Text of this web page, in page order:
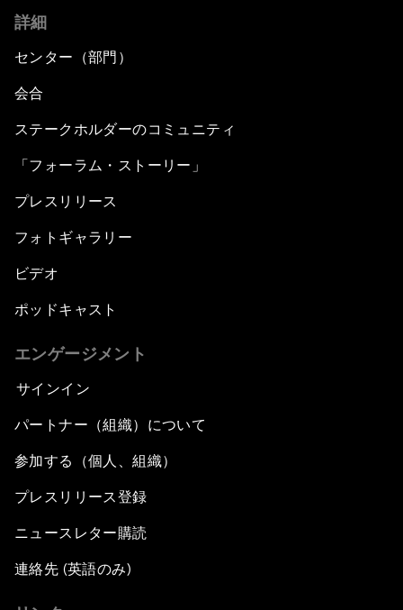
詳細
センター（部門）
会合
ステークホルダーのコミュニティ
「フォーラム・ストーリー」
プレスリリース
フォトギャラリー
ビデオ
ポッドキャスト
エンゲージメント
サインイン
パートナー（組織）について
参加する（個人、組織）
プレスリリース登録
ニュースレター購読
連絡先 (英語のみ)